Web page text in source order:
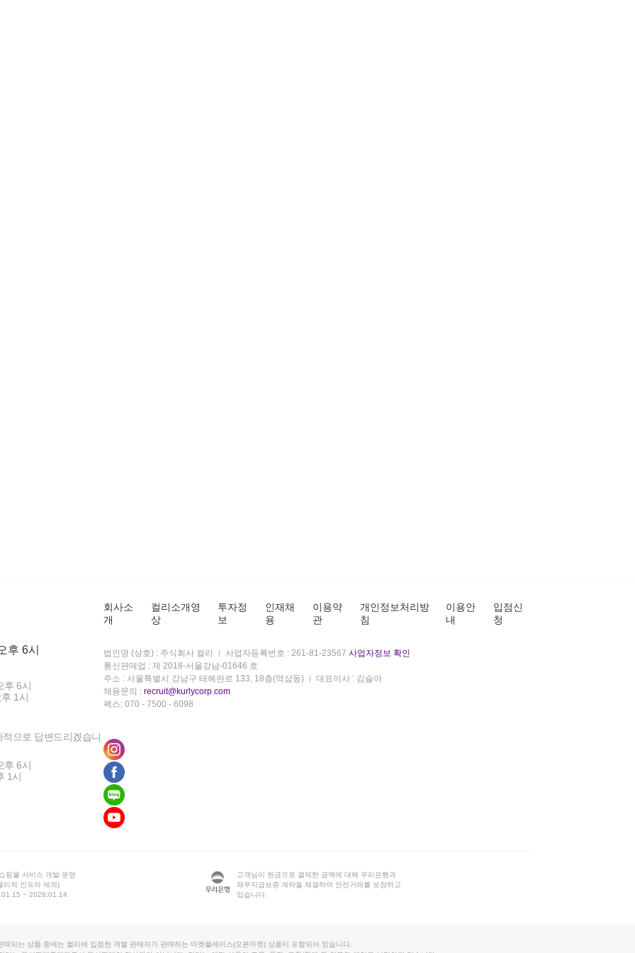
후 6시
후 6시
1시
으로 답변드리겠습니
후 6시
1시
회사소
개
컬리소개영
상
투자정
보
인재채
용
이용약
관
개인정보처리방
침
이용안
내
입점신
청
법인명 (상호) : 주식회사 컬리 사업자등록번호 : 261-81-23567 사업자정보 확인
통신판매업 : 제 2018-서울강남-01646 호
주소 : 서울특별시 강남구 테헤란로 133, 18층(역삼동)
대표이사 : 김슬아
채용문의 : recruit@kurlycorp.com
팩스: 070 - 7500 - 6098
핑몰 서비스 개발·운영
리적 인프라 제외)
~ 2028.01.14
고객님이 현금으로 결제한 금액에 대해 우리은행과
채무지급보증 계약을 체결하여 안전거래를 보장하고
있습니다.
매되는 상품 중에는 컬리에 입점한 개별 판매자가 판매하는 마켓플레이스(오픈마켓) 상품이 포함되어 있습니다.